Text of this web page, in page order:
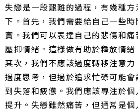
失戀是一段艱難的過程，有幾種
下。首先，我們需要給自己一些
實。我們可以表達自己的悲傷和
壓抑情緒。這樣做有助於釋放情緒
其次，我們不應該過度轉移注意
過度思考，但過於追求忙碌可能
到失落和疲憊。我們應該專注於
提升。失戀雖然痛苦，但通常是個